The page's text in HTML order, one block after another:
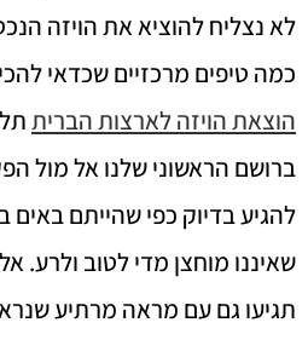
לא נצליח להוציא את הויזה
כמה טיפים מרכזיים שכדאי
הוצאת הויזה לארצות הברית
ברושם הראשוני שלנו אל מול
להגיע בדיוק כפי שהייתם באים
שאיננו מוחצן מדי לטוב ולרע.
תגיעו גם עם מראה מרתיע